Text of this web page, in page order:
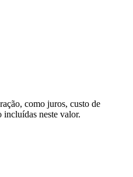
como juros, custo de
incluídas neste valor.